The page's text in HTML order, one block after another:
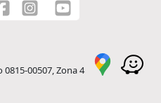
00507, Zona 4